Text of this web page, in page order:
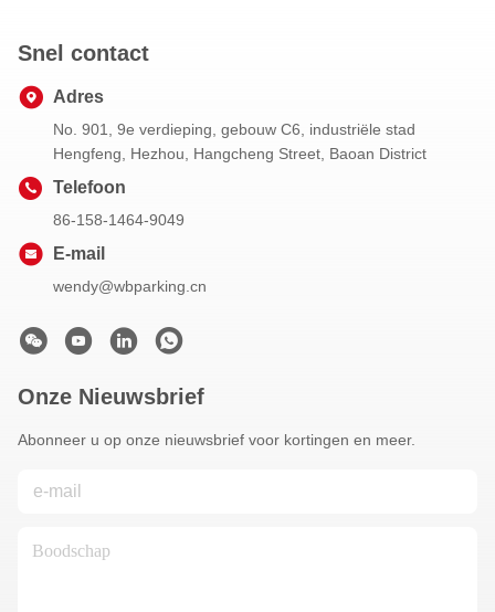
Snel contact
Adres
No. 901, 9e verdieping, gebouw C6, industriële stad
Hengfeng, Hezhou, Hangcheng Street, Baoan District
Telefoon
86-158-1464-9049
E-mail
wendy@wbparking.cn
Onze Nieuwsbrief
Abonneer u op onze nieuwsbrief voor kortingen en meer.